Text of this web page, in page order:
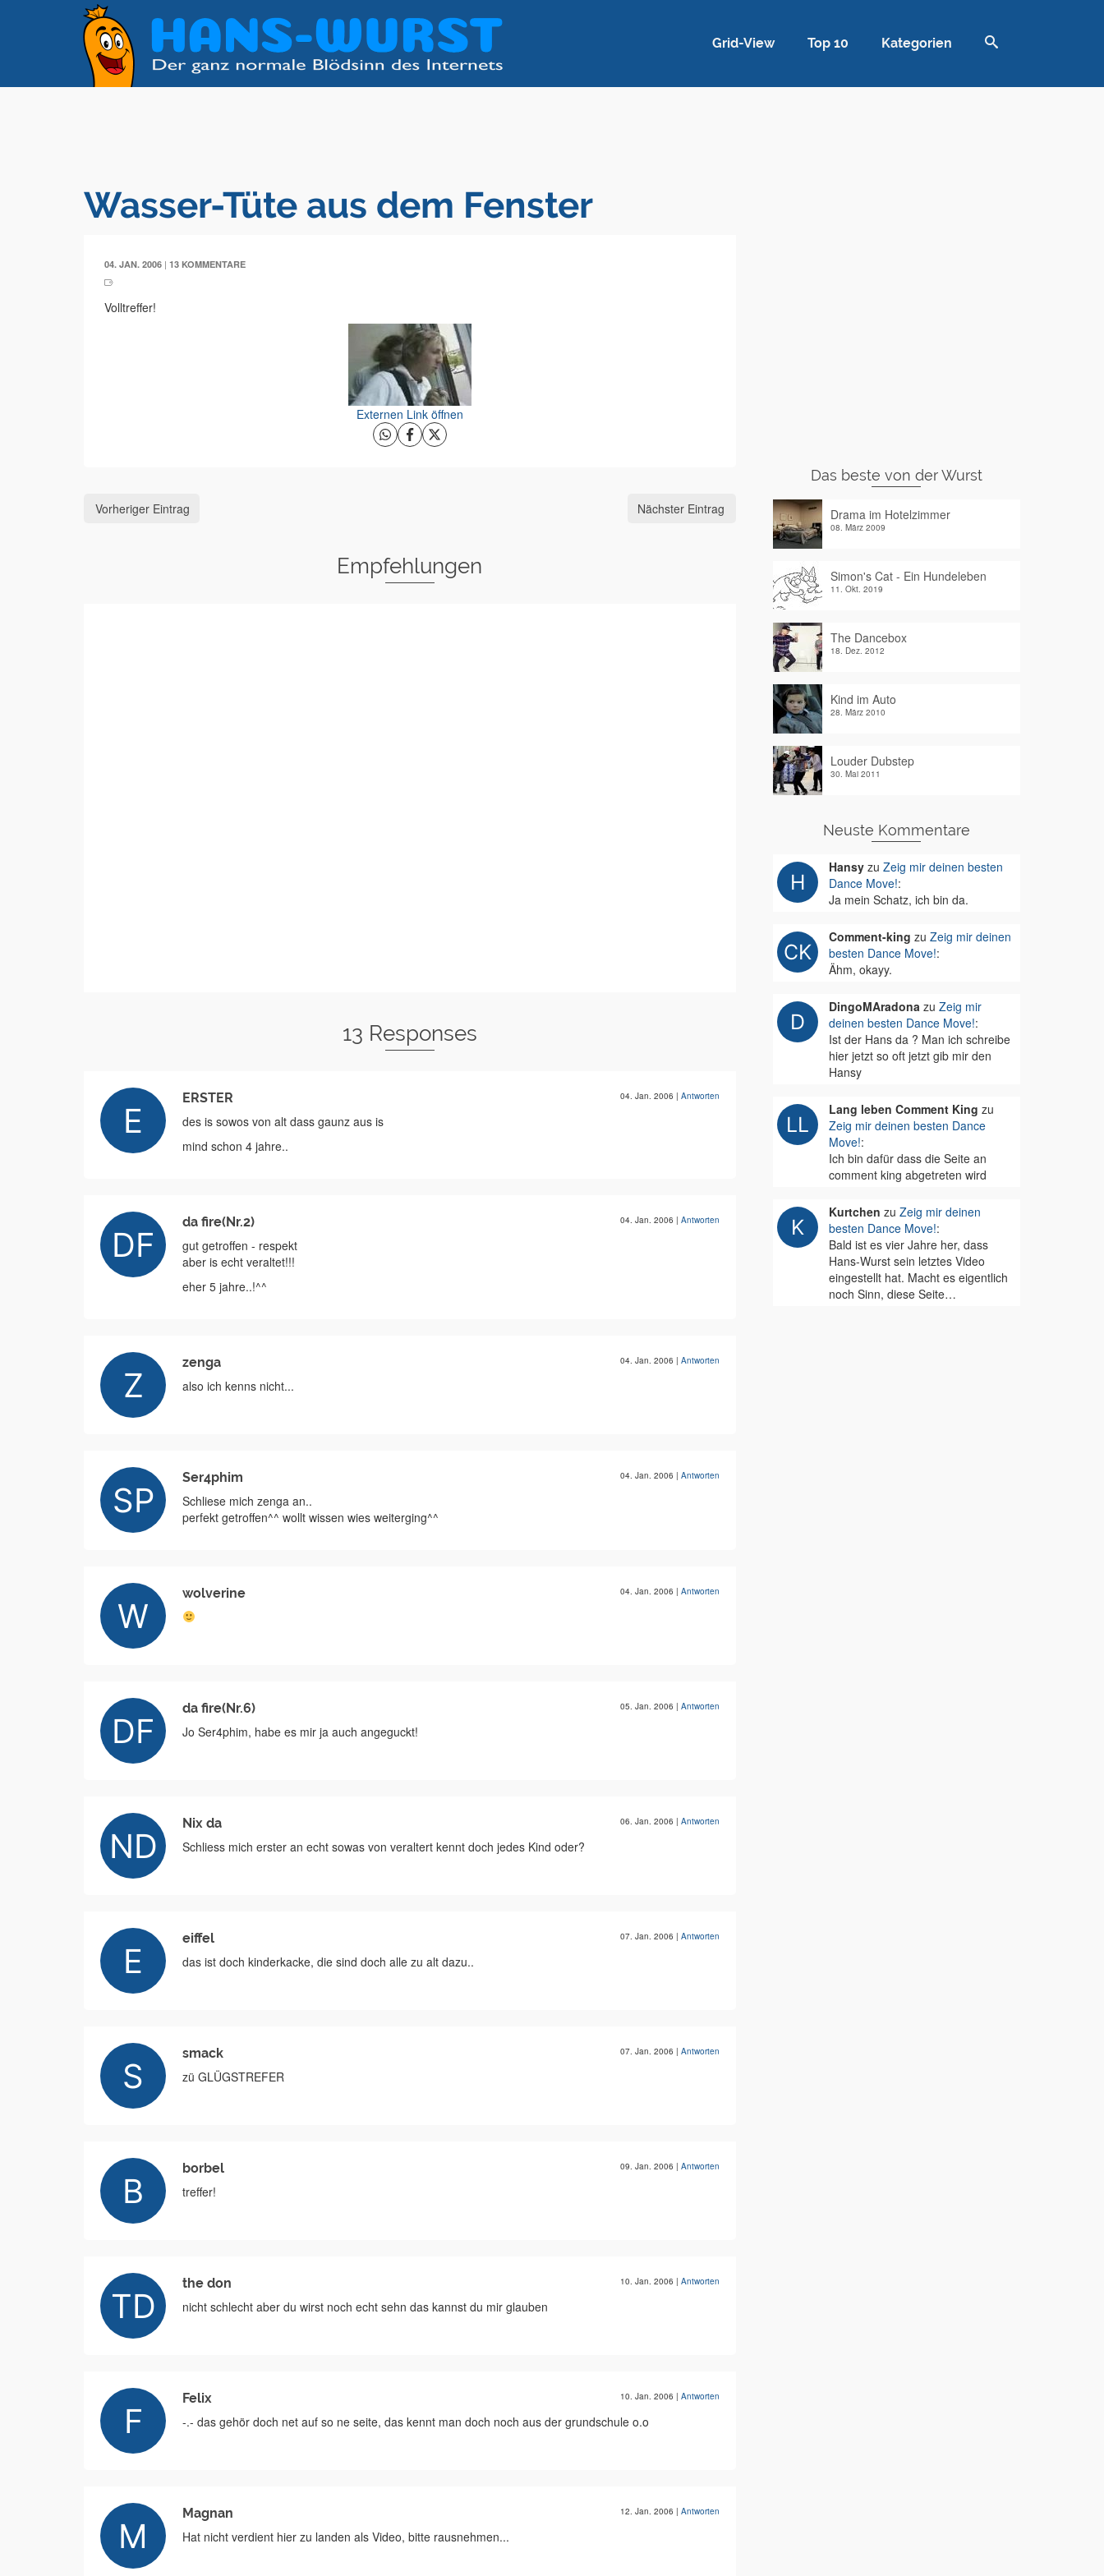
Grid-View Top 10 Kategorien
Wasser-Tüte aus dem Fenster
04. JAN. 2006 | 13 KOMMENTARE
Volltreffer!
Externen Link öffnen
Vorheriger Eintrag Nächster Eintrag
Empfehlungen
13 Responses
ERSTER 04. Jan. 2006 | Antworten
des is sowos von alt dass gaunz aus is
mind schon 4 jahre..
da fire(Nr.2) 04. Jan. 2006 | Antworten
gut getroffen - respekt
aber is echt veraltet!!!
eher 5 jahre..!^^
zenga 04. Jan. 2006 | Antworten
also ich kenns nicht...
Ser4phim 04. Jan. 2006 | Antworten
Schliese mich zenga an..
perfekt getroffen^^ wollt wissen wies weiterging^^
wolverine 04. Jan. 2006 | Antworten
da fire(Nr.6) 05. Jan. 2006 | Antworten
Jo Ser4phim, habe es mir ja auch angeguckt!
Nix da 06. Jan. 2006 | Antworten
Schliess mich erster an echt sowas von veraltert kennt doch jedes Kind oder?
eiffel 07. Jan. 2006 | Antworten
das ist doch kinderkacke, die sind doch alle zu alt dazu..
smack 07. Jan. 2006 | Antworten
zü GLÜGSTREFER
borbel 09. Jan. 2006 | Antworten
treffer!
the don 10. Jan. 2006 | Antworten
nicht schlecht aber du wirst noch echt sehn das kannst du mir glauben
Felix 10. Jan. 2006 | Antworten
-.- das gehör doch net auf so ne seite, das kennt man doch noch aus der grundschule o.o
Magnan 12. Jan. 2006 | Antworten
Hat nicht verdient hier zu landen als Video, bitte rausnehmen...
Das beste von der Wurst
Drama im Hotelzimmer
08. März 2009
Simon's Cat - Ein Hundeleben
11. Okt. 2019
The Dancebox
18. Dez. 2012
Kind im Auto
28. März 2010
Louder Dubstep
30. Mai 2011
Neuste Kommentare
Hansyzu Zeig mir deinen besten
Dance Move!:
Ja mein Schatz, ich bin da.
Comment-king zu Zeig mir deinen
besten Dance Move!:
Ähm, okayy.
DingoMAradonazu Zeig mir
deinen besten Dance Move!:
Ist der Hans da ? Man ich schreibe
hier jetzt so oft jetzt gib mir den
Hansy
Lang leben Comment King zu
Zeig mir deinen besten Dance
Move!:
Ich bin dafür dass die Seite an
comment king abgetreten wird
Kurtchen zu Zeig mir deinen
besten Dance Move!:
Bald ist es vier Jahre her, dass
Hans-Wurst sein letztes Video
eingestellt hat. Macht es eigentlich
noch Sinn, diese Seite…